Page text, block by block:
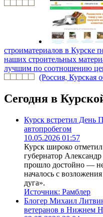
строиматериалов в Курске
наших строительных
лучшим по соотношению
(Россия, Курская
Сегодня в
Курск встретил День
автопробегом
10.05.2026 01:57
Курск широко
губернатор
прошло достойно —
началось с
дуга».
Источник: Рамблер
Блогер Михаил
ветеранов в Нижнем